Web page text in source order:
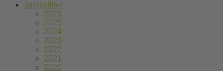
Jahresfilter
2026
2025
2024
2023
2022
2021
2020